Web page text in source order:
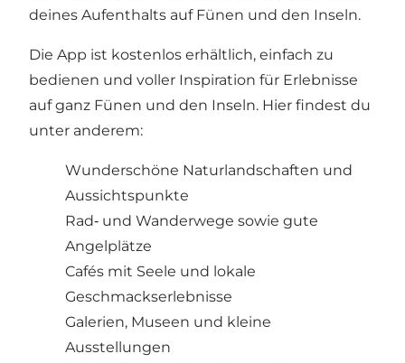
deines Aufenthalts auf Fünen und den Inseln.
Die App ist kostenlos erhältlich, einfach zu
bedienen und voller Inspiration für Erlebnisse
auf ganz Fünen und den Inseln. Hier findest du
unter anderem:
Wunderschöne Naturlandschaften und
Aussichtspunkte
Rad‑ und Wanderwege sowie gute
Angelplätze
Cafés mit Seele und lokale
Geschmackserlebnisse
Galerien, Museen und kleine
Ausstellungen